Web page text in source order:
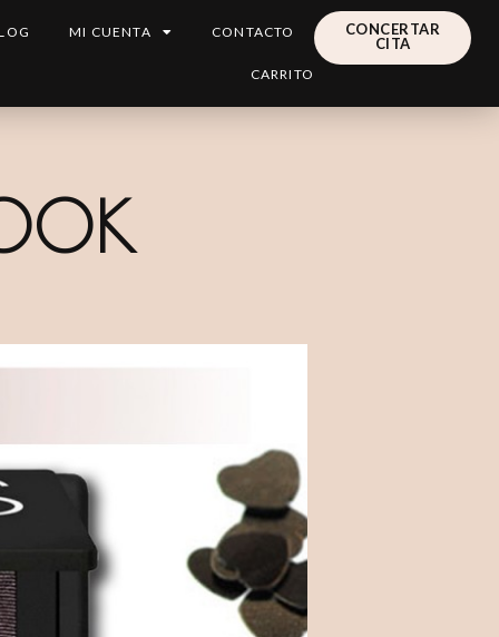
MI CUENTA CONTACTO
CARRITO
CONCERTAR
CITA